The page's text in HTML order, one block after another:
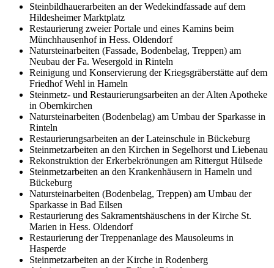
Steinbildhauerarbeiten an der Wedekindfassade auf dem
Hildesheimer Marktplatz
Restaurierung zweier Portale und eines Kamins beim
Münchhausenhof in Hess. Oldendorf
Natursteinarbeiten (Fassade, Bodenbelag, Treppen) am
Neubau der Fa. Wesergold in Rinteln
Reinigung und Konservierung der Kriegsgräberstätte auf dem
Friedhof Wehl in Hameln
Steinmetz- und Restaurierungsarbeiten an der Alten Apotheke
in Obernkirchen
Natursteinarbeiten (Bodenbelag) am Umbau der Sparkasse in
Rinteln
Restaurierungsarbeiten an der Lateinschule in Bückeburg
Steinmetzarbeiten an den Kirchen in Segelhorst und Liebenau
Rekonstruktion der Erkerbekrönungen am Rittergut Hülsede
Steinmetzarbeiten an den Krankenhäusern in Hameln und
Bückeburg
Natursteinarbeiten (Bodenbelag, Treppen) am Umbau der
Sparkasse in Bad Eilsen
Restaurierung des Sakramentshäuschens in der Kirche St.
Marien in Hess. Oldendorf
Restaurierung der Treppenanlage des Mausoleums in
Hasperde
Steinmetzarbeiten an der Kirche in Rodenberg